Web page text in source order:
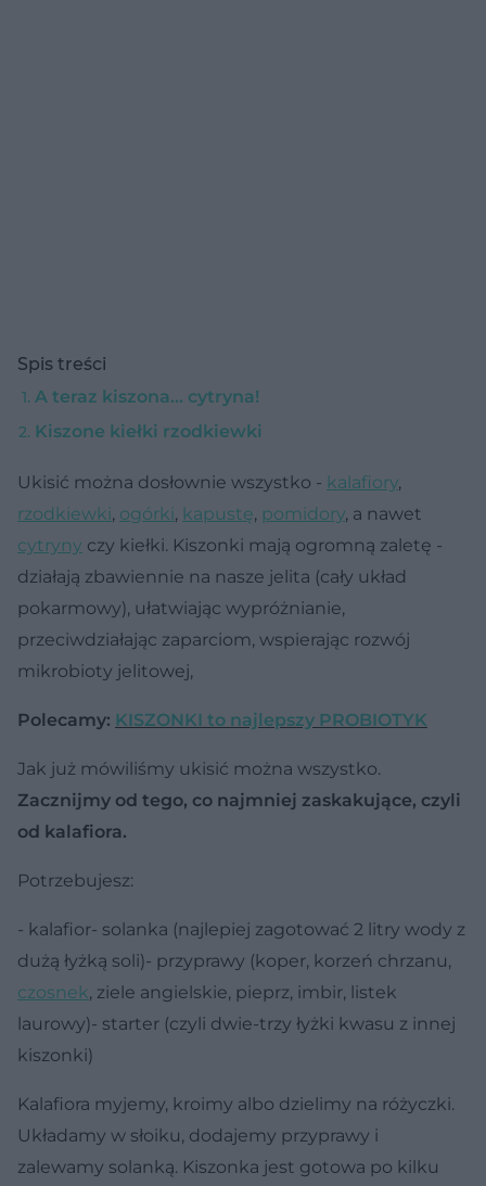
Spis treści
A teraz kiszona... cytryna!
Kiszone kiełki rzodkiewki
Ukisić można dosłownie wszystko - kalafiory,
rzodkiewki, ogórki, kapustę, pomidory, a nawet
cytryny czy kiełki. Kiszonki mają ogromną zaletę -
działają zbawiennie na nasze jelita (cały układ
pokarmowy), ułatwiając wypróżnianie,
przeciwdziałając zaparciom, wspierając rozwój
mikrobioty jelitowej,
Polecamy: KISZONKI to najlepszy PROBIOTYK
Jak już mówiliśmy ukisić można wszystko.
Zacznijmy od tego, co najmniej zaskakujące, czyli
od kalafiora.
Potrzebujesz:
- kalafior- solanka (najlepiej zagotować 2 litry wody z
dużą łyżką soli)- przyprawy (koper, korzeń chrzanu,
czosnek, ziele angielskie, pieprz, imbir, listek
laurowy)- starter (czyli dwie-trzy łyżki kwasu z innej
kiszonki)
Kalafiora myjemy, kroimy albo dzielimy na różyczki.
Układamy w słoiku, dodajemy przyprawy i
zalewamy solanką. Kiszonka jest gotowa po kilku